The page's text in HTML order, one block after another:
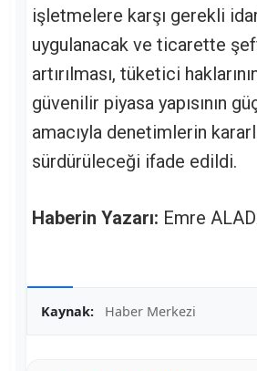
işletmelere karşı gerekli
uygulanacak ve ticarette
artırılması, tüketici
güvenilir piyasa yapısının
amacıyla denetimlerin
sürdürüleceği ifade edildi.
Haberin Yazarı: Emre
Kaynak: Haber Merkezi